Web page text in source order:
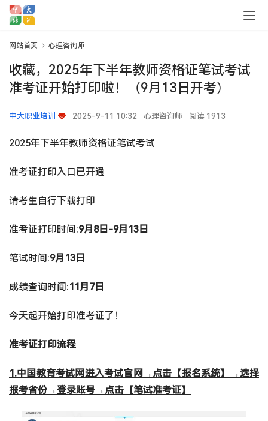
网站首页 心理咨询师
收藏，2025年下半年教师资格证笔试考试
准考证开始打印啦！（9月13日开考）
中大职业培训 2025-9-11 10:32 心理咨询师 阅读 1913
2025年下半年教师资格证笔试考试
准考证打印入口已开通
请考生自行下载打印
准考证打印时间:9月8日-9月13日
笔试时间:9月13日
成绩查询时间:11月7日
今天起开始打印准考证了！
准考证打印流程
1.中国教育考试网进入考试官网→点击【报名系统】→选择
报考省份→登录账号→点击【笔试准考证】